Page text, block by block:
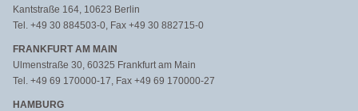
Kantstraße 164, 10623 Berlin
Tel. +49 30 884503-0, Fax +49 30 882715-0
FRANKFURT AM MAIN
Ulmenstraße 30, 60325 Frankfurt am Main
Tel. +49 69 170000-17, Fax +49 69 170000-27
HAMBURG